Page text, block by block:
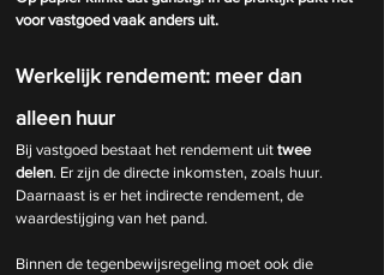
voor vastgoed vaak anders uit.
Werkelijk rendement: meer dan
alleen huur
Bij vastgoed bestaat het rendement uit twee
delen. Er zijn de directe inkomsten, zoals huur.
Daarnaast is er het indirecte rendement, de
waardestijging van het pand.
Binnen de tegenbewijsregeling moet ook die